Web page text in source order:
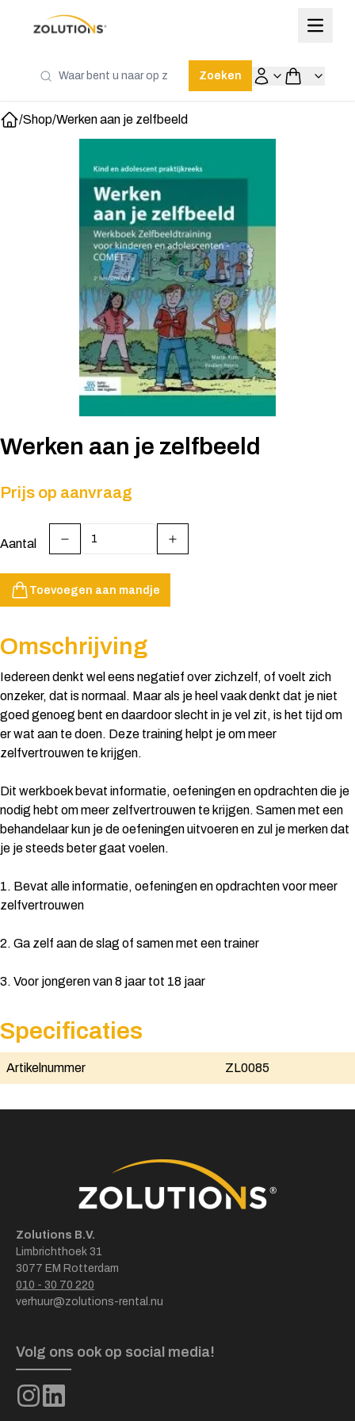
Zoeken
/Shop/Werken aan je zelfbeeld
Werken aan je zelfbeeld
Prijs op aanvraag
Aantal
Toevoegen aan mandje
Omschrijving
Iedereen denkt wel eens negatief over zichzelf, of voelt zich
onzeker, dat is normaal. Maar als je heel vaak denkt dat je niet
goed genoeg bent en daardoor slecht in je vel zit, is het tijd om
er wat aan te doen. Deze training helpt je om meer
zelfvertrouwen te krijgen.
Dit werkboek bevat informatie, oefeningen en opdrachten die je
nodig hebt om meer zelfvertrouwen te krijgen. Samen met een
behandelaar kun je de oefeningen uitvoeren en zul je merken dat
je je steeds beter gaat voelen.
1. Bevat alle informatie, oefeningen en opdrachten voor meer
zelfvertrouwen
2. Ga zelf aan de slag of samen met een trainer
3. Voor jongeren van 8 jaar tot 18 jaar
Specificaties
Artikelnummer ZL0085
Zolutions B.V.
Limbrichthoek 31
3077 EM Rotterdam
010 - 30 70 220
verhuur@zolutions-rental.nu
Volg ons ook op social media!